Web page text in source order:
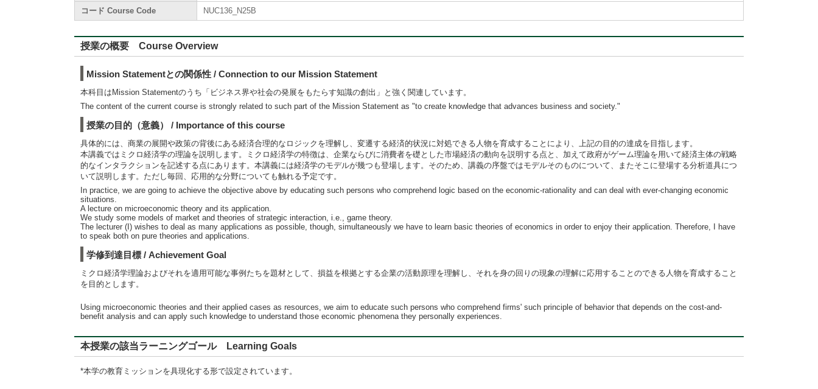
コード Course Code NUC136_N25B
授業の概要 Course Overview
Mission Statementとの関係性 / Connection to our Mission Statement
本科目はMission Statementのうち「ビジネス界や社会の発展をもたらす知識の創出」と強く関連しています。
The content of the current course is strongly related to such part of the Mission Statement as "to create knowledge that advances business and society."
授業の目的（意義） / Importance of this course
具体的には、商業の展開や政策の背後にある経済合理的なロジックを理解し、変遷する経済的状況に対処できる人物を育成することにより、上記の目的の達成を目指します。
本講義ではミクロ経済学の理論を説明します。ミクロ経済学の特徴は、企業ならびに消費者を礎とした市場経済の動向を説明する点と、加えて政府がゲーム理論を用いて経済主体の戦略
的なインタラクションを記述する点にあります。本講義には経済学のモデルが幾つも登場します。そのため、講義の序盤ではモデルそのものについて、またそこに登場する分析道具につ
いて説明します。ただし毎回、応用的な分野についても触れる予定です。
In practice, we are going to achieve the objective above by educating such persons who comprehend logic based on the economic-rationality and can deal with ever-changing economic
situations.
A lecture on microeconomic theory and its application.
We study some models of market and theories of strategic interaction, i.e., game theory.
The lecturer (I) wishes to deal as many applications as possible, though, simultaneously we have to learn basic theories of economics in order to enjoy their application. Therefore, I have
to speak both on pure theories and applications.
学修到達目標 / Achievement Goal
ミクロ経済学理論およびそれを適用可能な事例たちを題材として、損益を根拠とする企業の活動原理を理解し、それを身の回りの現象の理解に応用することのできる人物を育成すること
を目的とします。
Using microeconomic theories and their applied cases as resources, we aim to educate such persons who comprehend firms' such principle of behavior that depends on the cost-and-
benefit analysis and can apply such knowledge to understand those economic phenomena they personally experiences.
本授業の該当ラーニングゴール Learning Goals
*本学の教育ミッションを具現化する形で設定されています。